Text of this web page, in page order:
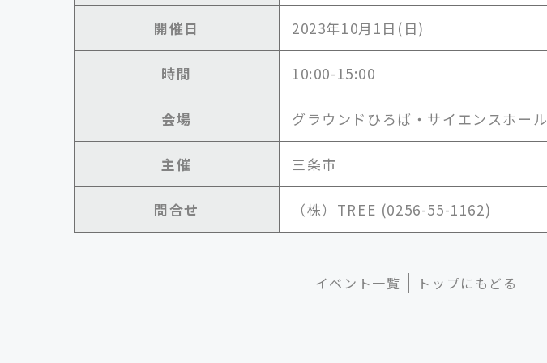
開催日 2023年10月1日(日)
時間 10:00-15:00
会場 グラウンドひろば・サイエンスホール
主催 三条市
問合せ （株）TREE (0256-55-1162)
イベント一覧 トップにもどる